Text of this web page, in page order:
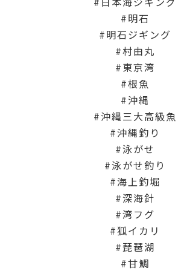
明石
明石ジギング
村由丸
東京湾
根魚
沖縄
沖縄三大高級魚
沖縄釣り
泳がせ
泳がせ釣り
海上釣堀
深海針
湾フグ
狐イカリ
琵琶湖
甘鯛